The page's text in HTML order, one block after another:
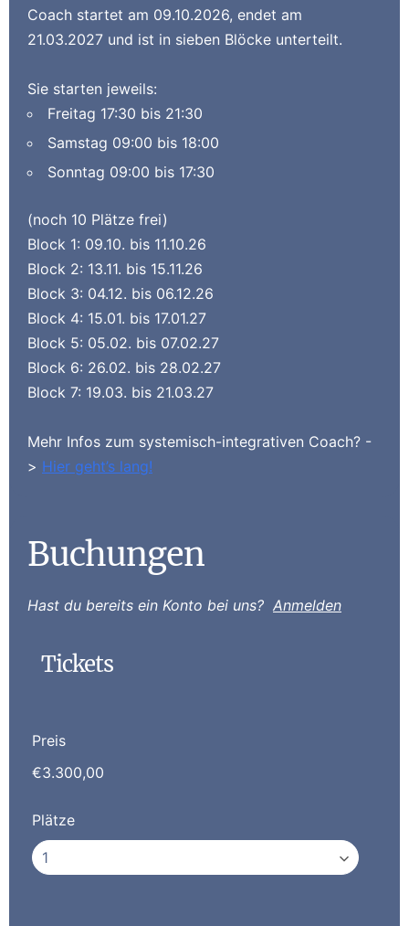
Coach startet am 09.10.2026, endet am
21.03.2027 und ist in sieben Blöcke unterteilt.
Sie starten jeweils:
Freitag 17:30 bis 21:30
Samstag 09:00 bis 18:00
Sonntag 09:00 bis 17:30
(noch 10 Plätze frei)
Block 1: 09.10. bis 11.10.26
Block 2: 13.11. bis 15.11.26
Block 3: 04.12. bis 06.12.26
Block 4: 15.01. bis 17.01.27
Block 5: 05.02. bis 07.02.27
Block 6: 26.02. bis 28.02.27
Block 7: 19.03. bis 21.03.27
Mehr Infos zum systemisch-integrativen Coach? -
> Hier geht’s lang!
Buchungen
Hast du bereits ein Konto bei uns? Anmelden
Tickets
Preis
€3.300,00
Plätze